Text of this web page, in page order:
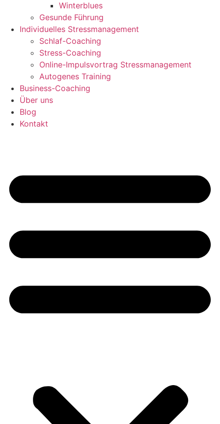
Winterblues
Gesunde Führung
Individuelles Stressmanagement
Schlaf-Coaching
Stress-Coaching
Online-Impulsvortrag Stressmanagement
Autogenes Training
Business-Coaching
Über uns
Blog
Kontakt